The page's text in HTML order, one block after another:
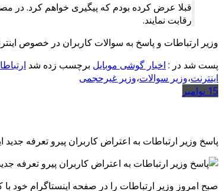
قبلا عرض کرده بودم که پیگیری خواهم کرد. در
رقابت نمایند.
وزیر ارتباطات و پاسخ به سوالات کاربران در خصوص
پست شد در : اخبار گوشی موبایل برچسب زده شد
اینترنت،وزیر سوالات،وزیر غیرحجمی
15 نوامبر
پاسخ وزیر ارتباطات به اعتراض کاربران پیرو تعرفه جدید